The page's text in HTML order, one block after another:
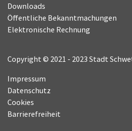
Downloads
Öffentliche Bekanntmachungen
Elektronische Rechnung
Copyright © 2021 - 2023 Stadt
Impressum
Datenschutz
Cookies
Barrierefreiheit